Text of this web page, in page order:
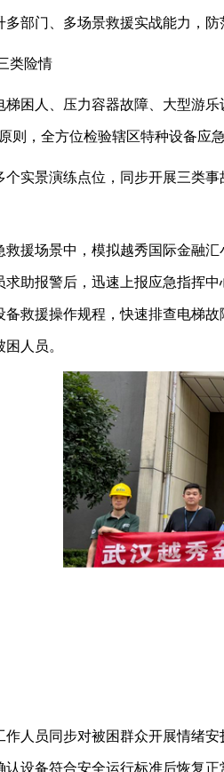
多部门、多场景救援实战能力，
类险情
梯困人、压力容器故障、大型游
则，全方位检验辖区特种设备应
个实景演练点位，同步开展三类
救援场景中，模拟越秀国际金融
求助报警后，迅速上报应急指挥
备救援操作规程，快速排查电梯
人员。
作人员同步对被困群众开展情绪
设备符合安全运行标准后恢复正